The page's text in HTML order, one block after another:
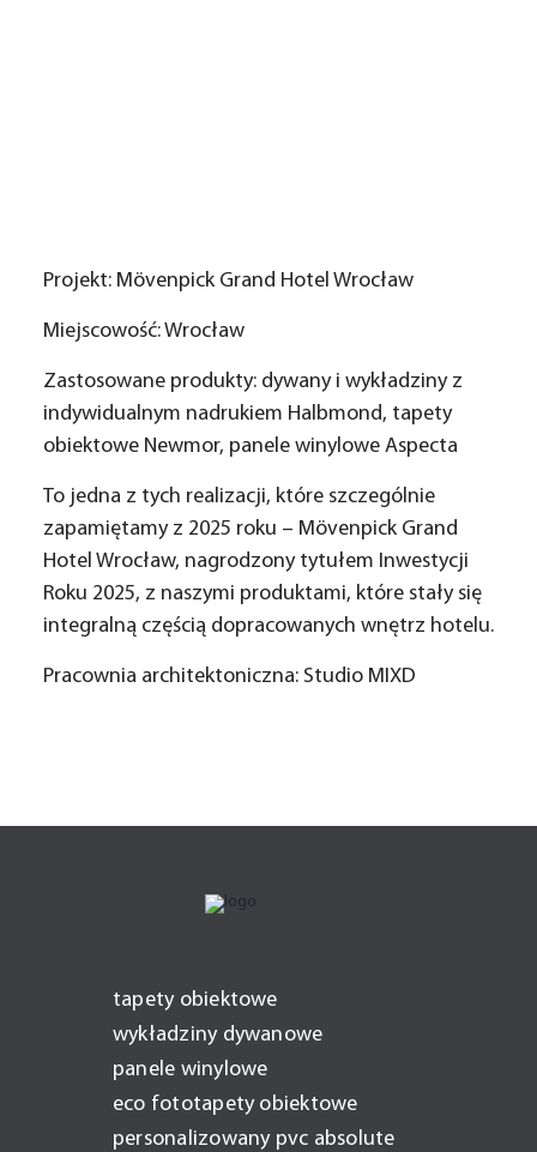
Projekt: Mövenpick Grand Hotel Wrocław
Miejscowość:Wrocław
Zastosowane produkty:dywany i wykładziny z
indywidualnym nadrukiem Halbmond, tapety
obiektowe Newmor, panele winylowe Aspecta
To jedna z tych realizacji, które szczególnie
zapamiętamy z 2025 roku – Mövenpick Grand
Hotel Wrocław, nagrodzony tytułem Inwestycji
Roku 2025, z naszymi produktami, które stały się
integralną częścią dopracowanych wnętrz hotelu.
Pracownia architektoniczna:Studio MIXD
tapety obiektowe
wykładziny dywanowe
panele winylowe
eco fototapety obiektowe
personalizowany pvc absolute